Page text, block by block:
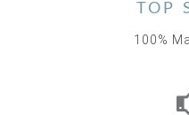
TOP
100%